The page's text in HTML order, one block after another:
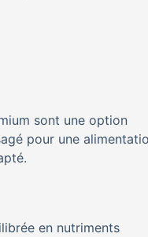
sont une option
pour une
en nutriments